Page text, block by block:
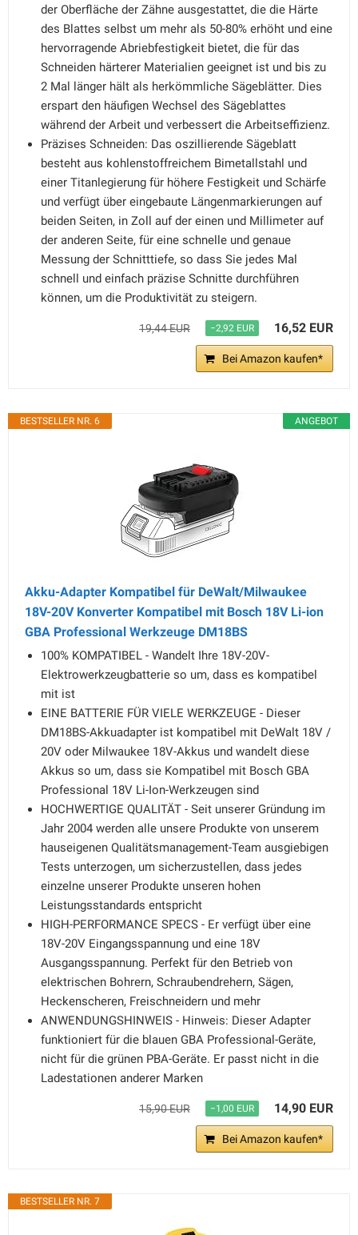
der Oberfläche der Zähne ausgestattet, die die Härte
des Blattes selbst um mehr als 50-80% erhöht und eine
hervorragende Abriebfestigkeit bietet, die für das
Schneiden härterer Materialien geeignet ist und bis zu
2 Mal länger hält als herkömmliche Sägeblätter. Dies
erspart den häufigen Wechsel des Sägeblattes
während der Arbeit und verbessert die Arbeitseffizienz.
Präzises Schneiden: Das oszillierende Sägeblatt
besteht aus kohlenstoffreichem Bimetallstahl und
einer Titanlegierung für höhere Festigkeit und Schärfe
und verfügt über eingebaute Längenmarkierungen auf
beiden Seiten, in Zoll auf der einen und Millimeter auf
der anderen Seite, für eine schnelle und genaue
Messung der Schnitttiefe, so dass Sie jedes Mal
schnell und einfach präzise Schnitte durchführen
können, um die Produktivität zu steigern.
19,44 EUR −2,92 EUR 16,52 EUR
Bei Amazon kaufen*
ANGEBOT
BESTSELLER NR. 6
Akku-Adapter Kompatibel für DeWalt/Milwaukee
18V-20V Konverter Kompatibel mit Bosch 18V Li-ion
GBA Professional Werkzeuge DM18BS
100% KOMPATIBEL - Wandelt Ihre 18V-20V-
Elektrowerkzeugbatterie so um, dass es kompatibel
mit ist
EINE BATTERIE FÜR VIELE WERKZEUGE - Dieser
DM18BS-Akkuadapter ist kompatibel mit DeWalt 18V /
20V oder Milwaukee 18V-Akkus und wandelt diese
Akkus so um, dass sie Kompatibel mit Bosch GBA
Professional 18V Li-Ion-Werkzeugen sind
HOCHWERTIGE QUALITÄT - Seit unserer Gründung im
Jahr 2004 werden alle unsere Produkte von unserem
hauseigenen Qualitätsmanagement-Team ausgiebigen
Tests unterzogen, um sicherzustellen, dass jedes
einzelne unserer Produkte unseren hohen
Leistungsstandards entspricht
HIGH-PERFORMANCE SPECS - Er verfügt über eine
18V-20V Eingangsspannung und eine 18V
Ausgangsspannung. Perfekt für den Betrieb von
elektrischen Bohrern, Schraubendrehern, Sägen,
Heckenscheren, Freischneidern und mehr
ANWENDUNGSHINWEIS - Hinweis: Dieser Adapter
funktioniert für die blauen GBA Professional-Geräte,
nicht für die grünen PBA-Geräte. Er passt nicht in die
Ladestationen anderer Marken
15,90 EUR −1,00 EUR 14,90 EUR
Bei Amazon kaufen*
BESTSELLER NR. 7